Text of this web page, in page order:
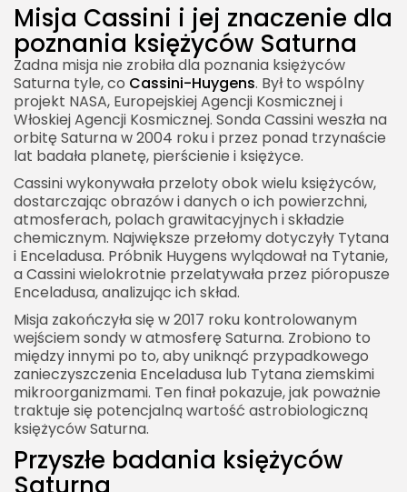
Misja Cassini i jej znaczenie dla
poznania księżyców Saturna
Żadna misja nie zrobiła dla poznania księżyców
Saturna tyle, co Cassini-Huygens. Był to wspólny
projekt NASA, Europejskiej Agencji Kosmicznej i
Włoskiej Agencji Kosmicznej. Sonda Cassini weszła na
orbitę Saturna w 2004 roku i przez ponad trzynaście
lat badała planetę, pierścienie i księżyce.
Cassini wykonywała przeloty obok wielu księżyców,
dostarczając obrazów i danych o ich powierzchni,
atmosferach, polach grawitacyjnych i składzie
chemicznym. Największe przełomy dotyczyły Tytana
i Enceladusa. Próbnik Huygens wylądował na Tytanie,
a Cassini wielokrotnie przelatywała przez pióropusze
Enceladusa, analizując ich skład.
Misja zakończyła się w 2017 roku kontrolowanym
wejściem sondy w atmosferę Saturna. Zrobiono to
między innymi po to, aby uniknąć przypadkowego
zanieczyszczenia Enceladusa lub Tytana ziemskimi
mikroorganizmami. Ten finał pokazuje, jak poważnie
traktuje się potencjalną wartość astrobiologiczną
księżyców Saturna.
Przyszłe badania księżyców
Saturna